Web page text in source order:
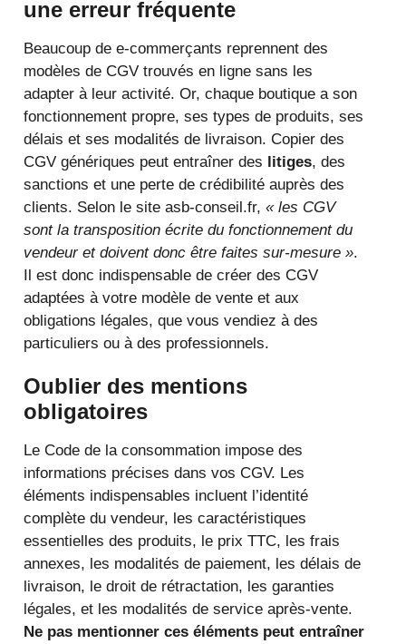
une erreur fréquente
Beaucoup de e-commerçants reprennent des
modèles de CGV trouvés en ligne sans les
adapter à leur activité. Or, chaque boutique a son
fonctionnement propre, ses types de produits, ses
délais et ses modalités de livraison. Copier des
CGV génériques peut entraîner des
litiges, des
sanctions et une perte de crédibilité auprès des
clients. Selon le site asb-conseil.fr, « les CGV
sont la transposition écrite du fonctionnement du
vendeur et doivent donc être faites sur-mesure ».
Il est donc indispensable de créer des CGV
adaptées à votre modèle de vente et aux
obligations légales, que vous vendiez à des
particuliers ou à des professionnels.
Oublier des mentions
obligatoires
Le Code de la consommation impose des
informations précises dans vos CGV. Les
éléments indispensables incluent l’identité
complète du vendeur, les caractéristiques
essentielles des produits, le prix TTC, les frais
annexes, les modalités de paiement, les délais de
livraison, le droit de rétractation, les garanties
légales, et les modalités de service après-vente.
Ne pas mentionner ces éléments peut entraîner